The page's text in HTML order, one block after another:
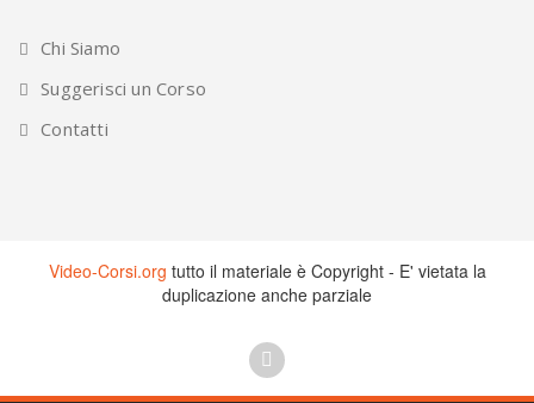
Chi Siamo
Suggerisci un Corso
Contatti
Video-Corsi.org tutto il materiale è Copyright - E' vietata la
duplicazione anche parziale